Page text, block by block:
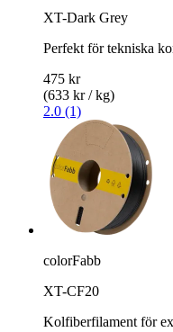
XT-Dark Grey
Perfekt för tekniska
475 kr
(633 kr / kg)
2.0 (1)
colorFabb
XT-CF20
Kolfiberfilament för